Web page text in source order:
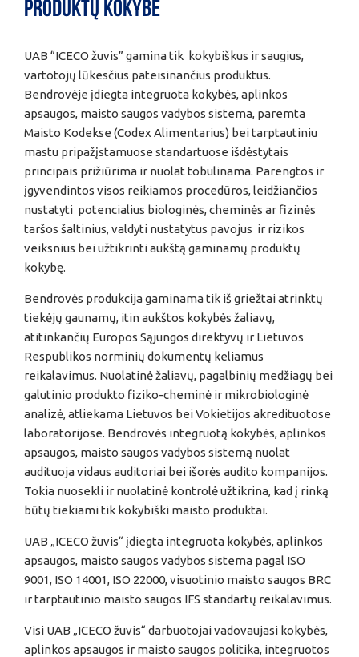
Produktų kokybė
UAB “ICECO žuvis” gamina tik kokybiškus ir saugius,
vartotojų lūkesčius pateisinančius produktus.
Bendrovėje įdiegta integruota kokybės, aplinkos
apsaugos, maisto saugos vadybos sistema, paremta
Maisto Kodekse (Codex Alimentarius) bei tarptautiniu
mastu pripažįstamuose standartuose išdėstytais
principais prižiūrima ir nuolat tobulinama. Parengtos ir
įgyvendintos visos reikiamos procedūros, leidžiančios
nustatyti potencialius biologinės, cheminės ar fizinės
taršos šaltinius, valdyti nustatytus pavojus ir rizikos
veiksnius bei užtikrinti aukštą gaminamų produktų
kokybę.
Bendrovės produkcija gaminama tik iš griežtai atrinktų
tiekėjų gaunamų, itin aukštos kokybės žaliavų,
atitinkančių Europos Sąjungos direktyvų ir Lietuvos
Respublikos norminių dokumentų keliamus
reikalavimus. Nuolatinė žaliavų, pagalbinių medžiagų bei
galutinio produkto fiziko-cheminė ir mikrobiologinė
analizė, atliekama Lietuvos bei Vokietijos akredituotose
laboratorijose. Bendrovės integruotą kokybės, aplinkos
apsaugos, maisto saugos vadybos sistemą nuolat
audituoja vidaus auditoriai bei išorės audito kompanijos.
Tokia nuosekli ir nuolatinė kontrolė užtikrina, kad į rinką
būtų tiekiami tik kokybiški maisto produktai.
UAB „ICECO žuvis“ įdiegta integruota kokybės, aplinkos
apsaugos, maisto saugos vadybos sistema pagal ISO
9001, ISO 14001, ISO 22000, visuotinio maisto saugos BRC
ir tarptautinio maisto saugos IFS standartų reikalavimus.
Visi UAB „ICECO žuvis“ darbuotojai vadovaujasi kokybės,
aplinkos apsaugos ir maisto saugos politika, integruotos